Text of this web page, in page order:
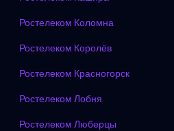
Ростелеком Коломна
Ростелеком Королёв
Ростелеком Красногорск
Ростелеком Лобня
Ростелеком Люберцы